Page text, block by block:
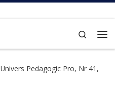
Search
Univers Pedagogic Pro, Nr 41,